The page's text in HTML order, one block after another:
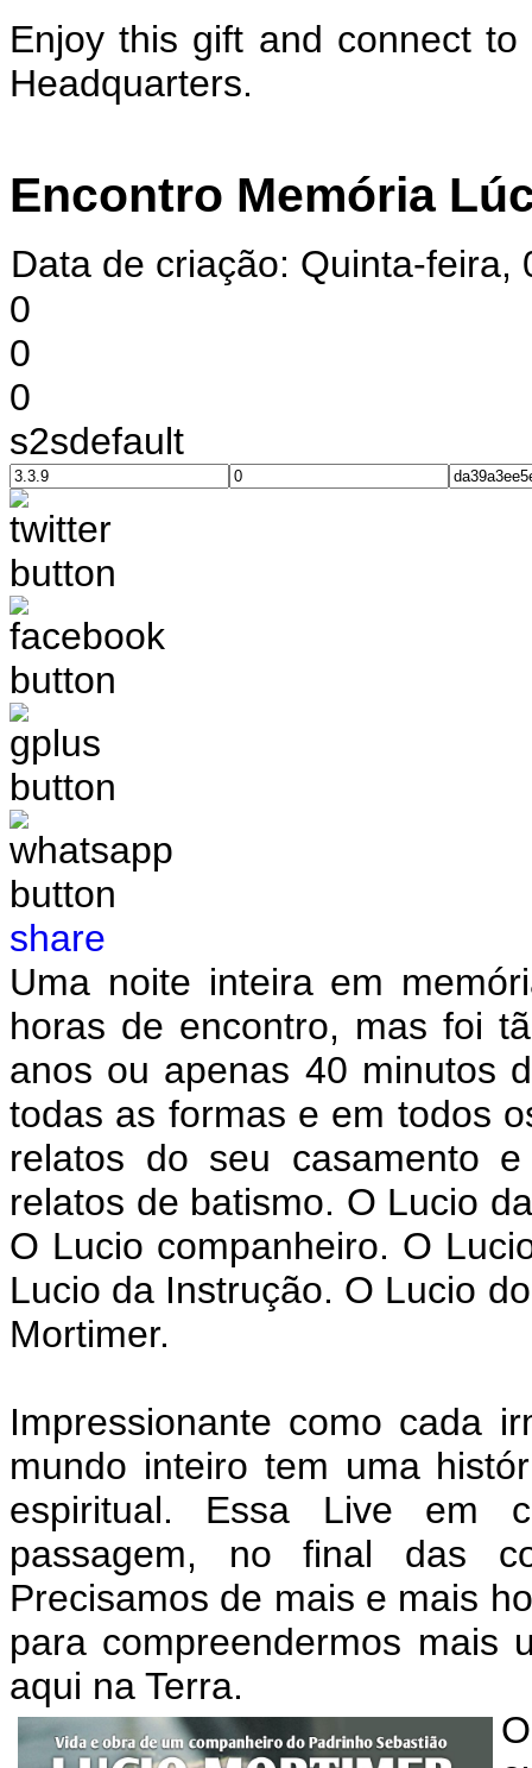
Enjoy this gift and connect
Headquarters.
Encontro Memória
Data de criação: Quinta-
0
0
0
s2sdefault
share
Uma noite inteira em
horas de encontro, mas foi
anos ou apenas 40 minutos
todas as formas e em todos
relatos do seu casamento
relatos de batismo. O Lucio
O Lucio companheiro. O
Lucio da Instrução. O Lucio
Mortimer.
Impressionante como cada
mundo inteiro tem uma
espiritual. Essa Live em
passagem, no final das
Precisamos de mais e mais
para compreendermos mais
aqui na Terra.